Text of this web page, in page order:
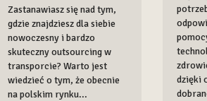
Zastanawiasz się nad tym,
gdzie znajdziesz dla siebie
nowoczesny i bardzo
skuteczny outsourcing w
transporcie? Warto jest
wiedzieć o tym, że obecnie
na polskim rynku...
dzięki